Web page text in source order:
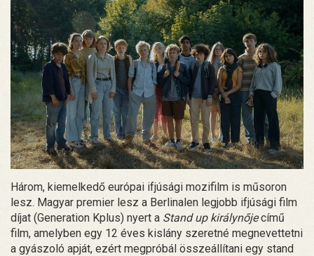
Három, kiemelkedő európai ifjúsági mozifilm is műsoron
lesz. Magyar premier lesz a Berlinalen legjobb ifjúsági film
díjat (Generation Kplus) nyert a Stand up királynőjecímű
film, amelyben egy 12 éves kislány szeretné megnevettetni
a gyászoló apját, ezért megpróbál összeállítani egy stand